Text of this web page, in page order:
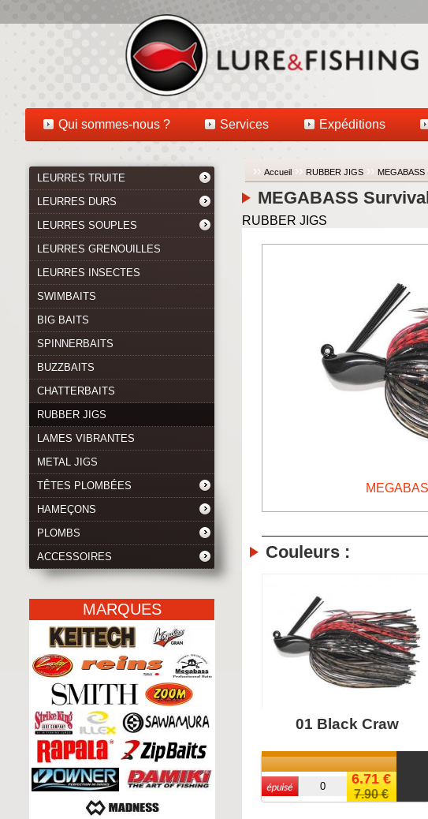
Qui sommes-nous ? Services Expéditions
›› Accueil ›› RUBBER JIGS ›› MEGABASS
LEURRES TRUITE
LEURRES DURS
LEURRES SOUPLES
LEURRES GRENOUILLES
LEURRES INSECTES
SWIMBAITS
BIG BAITS
SPINNERBAITS
BUZZBAITS
CHATTERBAITS
RUBBER JIGS
LAMES VIBRANTES
METAL JIGS
TÊTES PLOMBÉES
HAMEÇONS
PLOMBS
ACCESSOIRES
MARQUES
MEGABASS
RUBBER JIGS
Couleurs :
01 Black Craw
6.71 €
7.90 €